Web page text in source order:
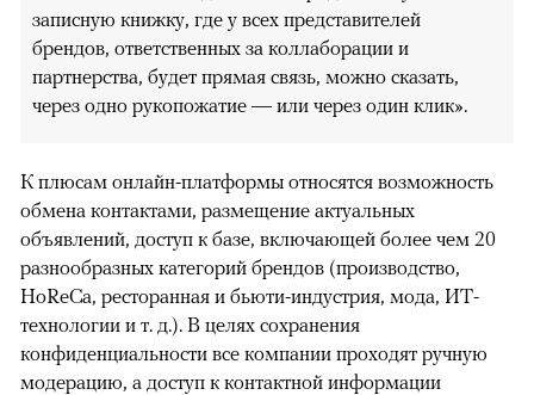
записную книжку, где у всех представителей
брендов, ответственных за коллаборации и
партнерства, будет прямая связь, можно сказать,
через одно рукопожатие — или через один клик».
К плюсам онлайн-платформы относятся возможность
обмена контактами, размещение актуальных
объявлений, доступ к базе, включающей более чем 20
разнообразных категорий брендов (производство,
HoReCa, ресторанная и бьюти-индустрия, мода, ИТ-
технологии и т. д.). В целях сохранения
конфиденциальности все компании проходят ручную
модерацию, а доступ к контактной информации